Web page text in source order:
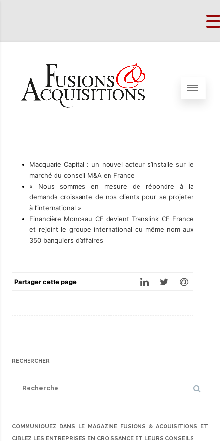
Macquarie Capital : un nouvel acteur s’installe sur le
marché du conseil M&A en France
« Nous sommes en mesure de répondre à la
demande croissante de nos clients pour se projeter
à l’international »
Financière Monceau CF devient Translink CF France
et rejoint le groupe international du même nom aux
350 banquiers d’affaires
Partager cette page
RECHERCHER
COMMUNIQUEZ DANS LE MAGAZINE FUSIONS & ACQUISITIONS ET
CIBLEZ LES ENTREPRISES EN CROISSANCE ET LEURS CONSEILS